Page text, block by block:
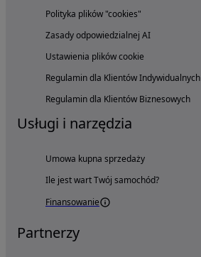
Polityka plików "cookies"
Zasady odpowiedzialnej AI
Ustawienia plików cookie
Regulamin dla Klientów Indywidualnych
Regulamin dla Klientów Biznesowych
Usługi i narzędzia
Umowa kupna sprzedaży
Ile jest wart Twój samochód?
Finansowanie
Partnerzy